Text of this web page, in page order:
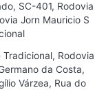
SC-401, Rodovia
Jorn Mauricio S
Tradicional, Rodovia
da Costa,
Várzea, Rua do